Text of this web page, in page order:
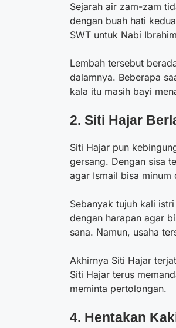
Sejarah air zam-zam
dengan buah hati
SWT untuk Nabi
Lembah tersebut
dalamnya. Beberapa
kala itu masih bayi
2. Siti Hajar
Siti Hajar pun
gersang. Dengan sisa
agar Ismail bisa minum
Sebanyak tujuh kali
dengan harapan agar
sana. Namun, usaha
Akhirnya Siti Hajar
Siti Hajar terus
meminta pertolongan.
4. Hentakan